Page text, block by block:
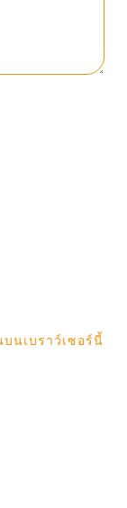
นเบราว์เซอร์นี้